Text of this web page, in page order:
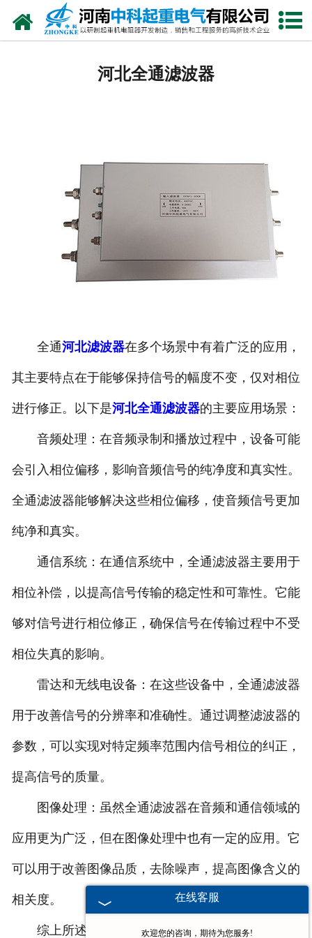
网站首页
河北电控柜
河北联动控制台
河北频敏变阻器
河北滤波器
河北触头总成
河北全通滤波器
全通河北滤波器在多个场景中有着广泛的应用，
其主要特点在于能够保持信号的幅度不变，仅对相位
进行修正。以下是河北全通滤波器的主要应用场景：
音频处理：在音频录制和播放过程中，设备可能
会引入相位偏移，影响音频信号的纯净度和真实性。
全通滤波器能够解决这些相位偏移，使音频信号更加
纯净和真实。
通信系统：在通信系统中，全通滤波器主要用于
相位补偿，以提高信号传输的稳定性和可靠性。它能
够对信号进行相位修正，确保信号在传输过程中不受
相位失真的影响。
雷达和无线电设备：在这些设备中，全通滤波器
用于改善信号的分辨率和准确性。通过调整滤波器的
参数，可以实现对特定频率范围内信号相位的纠正，
提高信号的质量。
图像处理：虽然全通滤波器在音频和通信领域的
应用更为广泛，但在图像处理中也有一定的应用。它
可以用于改善图像品质，去除噪声，提高图像含义的
相关度。
综上所述，全通滤波器在音频处理、通信系统、
在线客服
欢迎您的咨询，期待为您服务!